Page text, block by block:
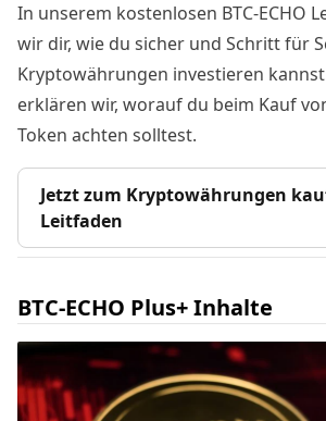
In unserem kostenlosen BTC-ECHO
wir dir, wie du sicher und Schritt für
Kryptowährungen investieren
erklären wir, worauf du beim Kauf
Token achten solltest.
Jetzt zum Kryptowährungen
Leitfaden
BTC-ECHO Plus+ Inhalte